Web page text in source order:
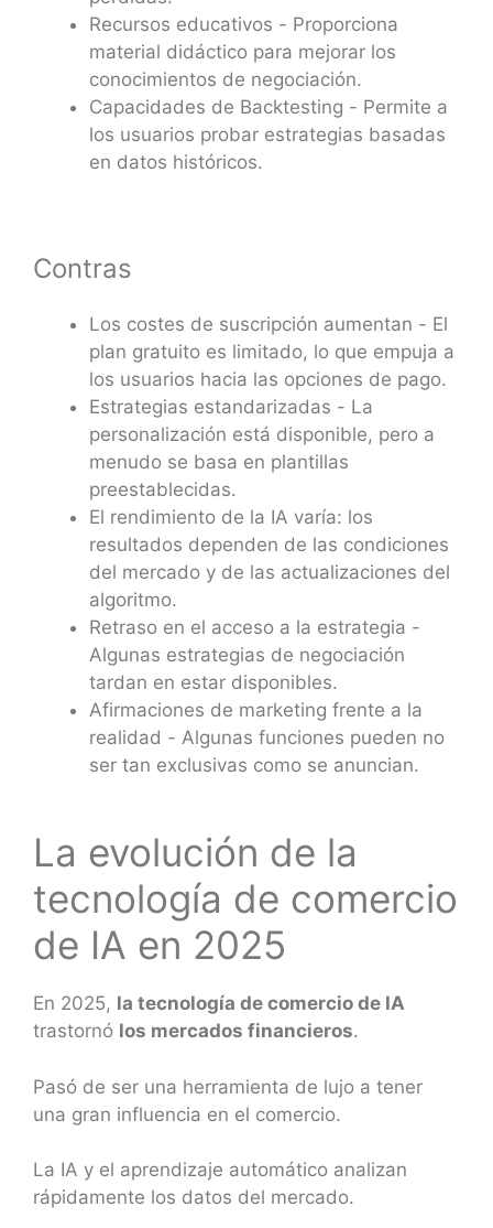
Recursos educativos - Proporciona
material didáctico para mejorar los
conocimientos de negociación.
Capacidades de Backtesting - Permite a
los usuarios probar estrategias basadas
en datos históricos.
Contras
Los costes de suscripción aumentan - El
plan gratuito es limitado, lo que empuja a
los usuarios hacia las opciones de pago.
Estrategias estandarizadas - La
personalización está disponible, pero a
menudo se basa en plantillas
preestablecidas.
El rendimiento de la IA varía: los
resultados dependen de las condiciones
del mercado y de las actualizaciones del
algoritmo.
Retraso en el acceso a la estrategia -
Algunas estrategias de negociación
tardan en estar disponibles.
Afirmaciones de marketing frente a la
realidad - Algunas funciones pueden no
ser tan exclusivas como se anuncian.
La evolución de la
tecnología de comercio
de IA en 2025
En 2025, la tecnología de comercio de IA
trastornó los mercados financieros.
Pasó de ser una herramienta de lujo a tener
una gran influencia en el comercio.
La IA y el aprendizaje automático analizan
rápidamente los datos del mercado.